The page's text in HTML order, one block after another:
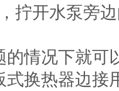
拧开水泵旁
的情况下就
式换热器边接